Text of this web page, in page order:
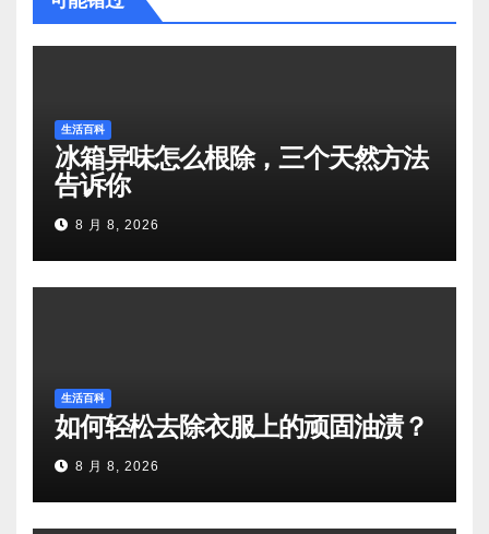
生活百科
冰箱异味怎么根除，三个天然方法
告诉你
8 月 8, 2026
生活百科
如何轻松去除衣服上的顽固油渍？
8 月 8, 2026